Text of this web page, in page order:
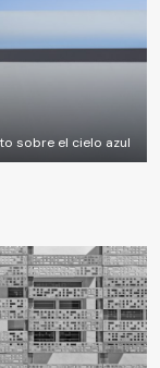
sobre el cielo azul